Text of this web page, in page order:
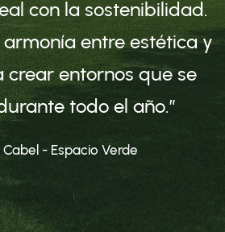
con la sostenibilidad.
entre estética y
entornos que se
todo el año.”
- Espacio Verde